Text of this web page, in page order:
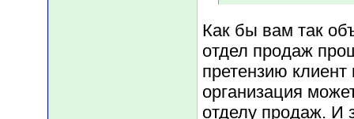
Как бы вам так
отдел продаж
претензию
организация
отделу продаж. И